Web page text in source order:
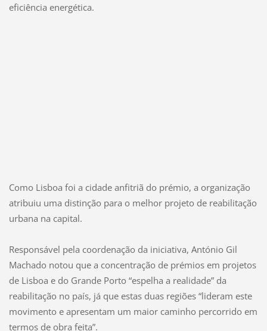
eficiência energética.
Como Lisboa foi a cidade anfitriã do prémio, a organização
atribuiu uma distinção para o melhor projeto de reabilitação
urbana na capital.
Responsável pela coordenação da iniciativa, António Gil
Machado notou que a concentração de prémios em projetos
de Lisboa e do Grande Porto “espelha a realidade” da
reabilitação no país, já que estas duas regiões “lideram este
movimento e apresentam um maior caminho percorrido em
termos de obra feita”.